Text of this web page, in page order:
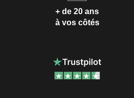
+ de 20 ans
à vos côtés